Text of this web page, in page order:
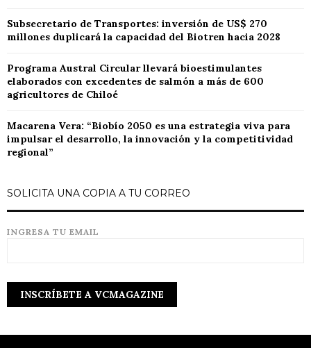
Subsecretario de Transportes: inversión de US$ 270
millones duplicará la capacidad del Biotren hacia 2028
Programa Austral Circular llevará bioestimulantes
elaborados con excedentes de salmón a más de 600
agricultores de Chiloé
Macarena Vera: “Biobío 2050 es una estrategia viva para
impulsar el desarrollo, la innovación y la competitividad
regional”
SOLICITA UNA COPIA A TU CORREO
INGRESA TU EMAIL